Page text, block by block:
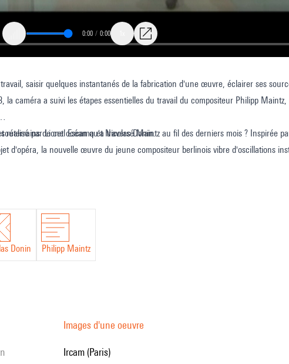
0:00 / 0:00
saisir quelques instantanés de la fabrication d'une œuvre, éclairer ses
la caméra a suivi les étapes essentielles du travail du compositeur Philipp
de cet océan qu'a traversé Maintz au fil des derniers mois ? Inspirée
d'opéra, la nouvelle œuvre du jeune compositeur berlinois vibre d'oscillations
réalisé par Lionel Escama et Nicolas Donin.
Donin Philipp Maintz
Images d'une oeuvre
Ircam (Paris)